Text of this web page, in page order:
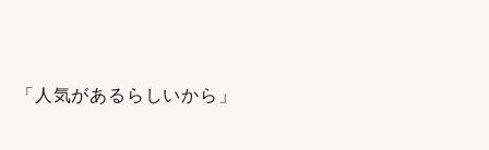
「人気があるらしいから」